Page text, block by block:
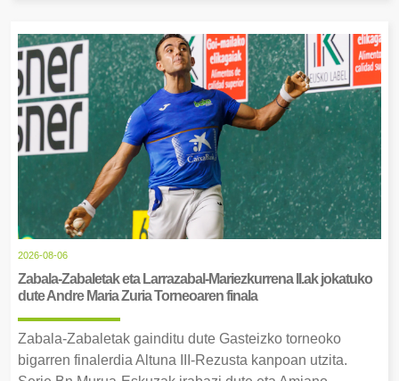
2026-08-06
Zabala-Zabaletak eta Larrazabal-Mariezkurrena II.ak jokatuko
dute Andre Maria Zuria Torneoaren finala
Zabala-Zabaletak gainditu dute Gasteizko torneoko
bigarren finalerdia Altuna III-Rezusta kanpoan utzita.